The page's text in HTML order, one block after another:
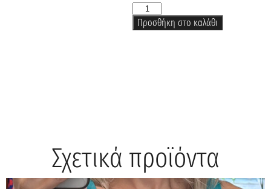
Προσθήκη στο καλάθι
Σχετικά προϊόντα